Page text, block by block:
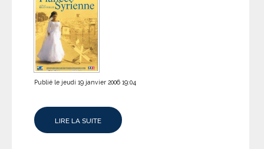
Publié le jeudi 19 janvier 2006 19:04
LIRE LA SUITE